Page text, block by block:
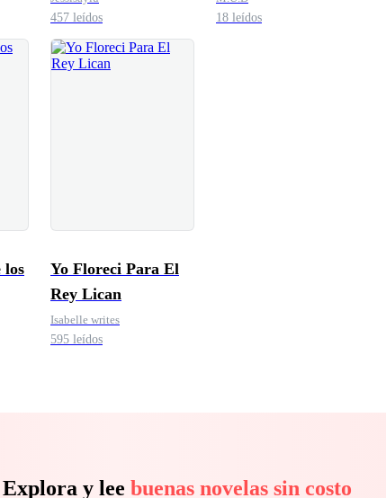
457 leídos
18 leídos
los
Yo Floreci Para El
Rey Lican
Isabelle writes
595 leídos
Explora y lee buenas novelas sin costo